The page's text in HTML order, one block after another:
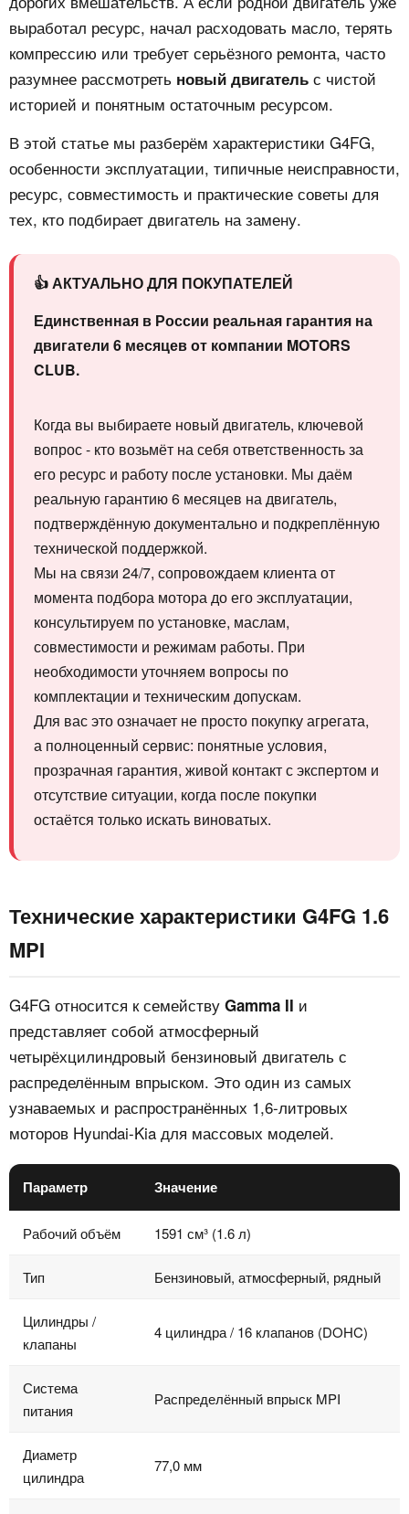
выработал ресурс, начал расходовать масло, терять
компрессию или требует серьёзного ремонта, часто
разумнее рассмотреть новый двигатель с чистой
историей и понятным остаточным ресурсом.
В этой статье мы разберём характеристики G4FG,
особенности эксплуатации, типичные неисправности,
ресурс, совместимость и практические советы для
тех, кто подбирает двигатель на замену.
👍 АКТУАЛЬНО ДЛЯ ПОКУПАТЕЛЕЙ
Единственная в России реальная гарантия на
двигатели 6 месяцев от компании MOTORS
CLUB.
Когда вы выбираете новый двигатель, ключевой
вопрос - кто возьмёт на себя ответственность за
его ресурс и работу после установки. Мы даём
реальную гарантию 6 месяцев на двигатель,
подтверждённую документально и подкреплённую
технической поддержкой.
Мы на связи 24/7, сопровождаем клиента от
момента подбора мотора до его эксплуатации,
консультируем по установке, маслам,
совместимости и режимам работы. При
необходимости уточняем вопросы по
комплектации и техническим допускам.
Для вас это означает не просто покупку агрегата,
а полноценный сервис: понятные условия,
прозрачная гарантия, живой контакт с экспертом и
отсутствие ситуации, когда после покупки
остаётся только искать виноватых.
Технические характеристики G4FG 1.6
MPI
G4FG относится к семейству Gamma II и
представляет собой атмосферный
четырёхцилиндровый бензиновый двигатель с
распределённым впрыском. Это один из самых
узнаваемых и распространённых 1,6-литровых
моторов Hyundai-Kia для массовых моделей.
Параметр Значение
Рабочий объём 1591 см³ (1.6 л)
Тип Бензиновый, атмосферный, рядный
Цилиндры /
клапаны
4 цилиндра / 16 клапанов (DOHC)
Система
питания
Распределённый впрыск MPI
Диаметр
цилиндра
77,0 мм